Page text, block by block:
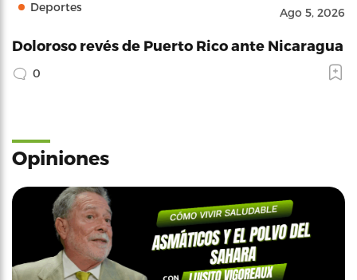
Deportes Ago 5, 2026
Doloroso revés de Puerto Rico ante Nicaragua
0
Opiniones